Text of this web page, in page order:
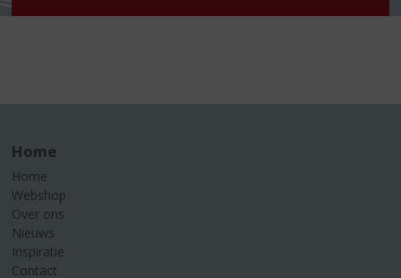
Home
Home
Webshop
Over ons
Nieuws
Inspiratie
Contact